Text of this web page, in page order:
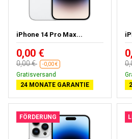
iPhone 14 Pro Max...
0,00 €
0,00 € -0,00 €
Gratisversand
24 MONATE GARANTIE
FÖRDERUNG